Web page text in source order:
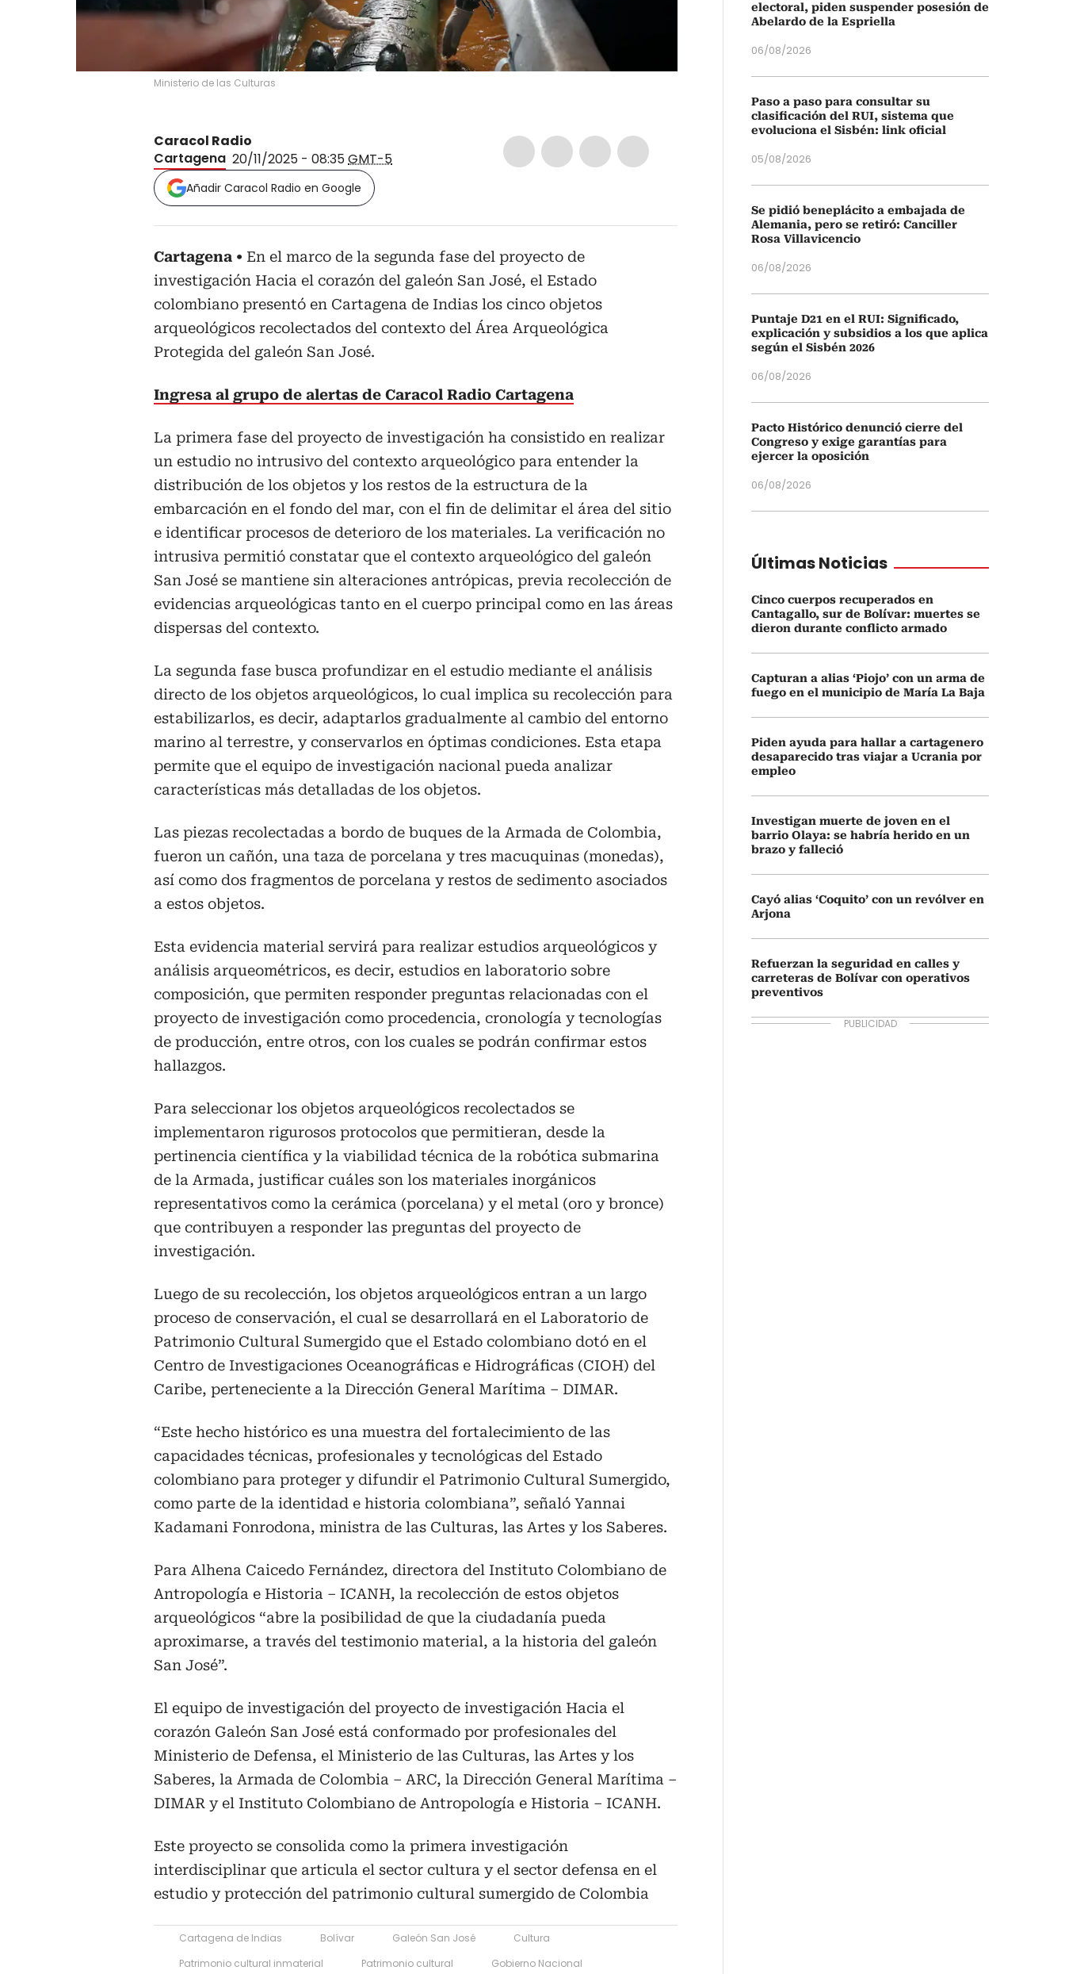
Ministerio de las Culturas
Caracol Radio
Cartagena 20/11/2025 - 08:35GMT-5
Añadir Caracol Radio en Google
Cartagena
En el marco de la segunda fase del proyecto de
investigación Hacia el corazón del galeón San José, el Estado
colombiano presentó en Cartagena de Indias los cinco objetos
arqueológicos recolectados del contexto del Área Arqueológica
Protegida del galeón San José.
Ingresa al grupo de alertas de Caracol Radio Cartagena
La primera fase del proyecto de investigación ha consistido en realizar
un estudio no intrusivo del contexto arqueológico para entender la
distribución de los objetos y los restos de la estructura de la
embarcación en el fondo del mar, con el fin de delimitar el área del sitio
e identificar procesos de deterioro de los materiales. La verificación no
intrusiva permitió constatar que el contexto arqueológico del galeón
San José se mantiene sin alteraciones antrópicas, previa recolección de
evidencias arqueológicas tanto en el cuerpo principal como en las áreas
dispersas del contexto.
La segunda fase busca profundizar en el estudio mediante el análisis
directo de los objetos arqueológicos, lo cual implica su recolección para
estabilizarlos, es decir, adaptarlos gradualmente al cambio del entorno
marino al terrestre, y conservarlos en óptimas condiciones. Esta etapa
permite que el equipo de investigación nacional pueda analizar
características más detalladas de los objetos.
Las piezas recolectadas a bordo de buques de la Armada de Colombia,
fueron un cañón, una taza de porcelana y tres macuquinas (monedas),
así como dos fragmentos de porcelana y restos de sedimento asociados
a estos objetos.
Esta evidencia material servirá para realizar estudios arqueológicos y
análisis arqueométricos, es decir, estudios en laboratorio sobre
composición, que permiten responder preguntas relacionadas con el
proyecto de investigación como procedencia, cronología y tecnologías
de producción, entre otros, con los cuales se podrán confirmar estos
hallazgos.
Para seleccionar los objetos arqueológicos recolectados se
implementaron rigurosos protocolos que permitieran, desde la
pertinencia científica y la viabilidad técnica de la robótica submarina
de la Armada, justificar cuáles son los materiales inorgánicos
representativos como la cerámica (porcelana) y el metal (oro y bronce)
que contribuyen a responder las preguntas del proyecto de
investigación.
Luego de su recolección, los objetos arqueológicos entran a un largo
proceso de conservación, el cual se desarrollará en el Laboratorio de
Patrimonio Cultural Sumergido que el Estado colombiano dotó en el
Centro de Investigaciones Oceanográficas e Hidrográficas (CIOH) del
Caribe, perteneciente a la Dirección General Marítima – DIMAR.
“Este hecho histórico es una muestra del fortalecimiento de las
capacidades técnicas, profesionales y tecnológicas del Estado
colombiano para proteger y difundir el Patrimonio Cultural Sumergido,
como parte de la identidad e historia colombiana”, señaló Yannai
Kadamani Fonrodona, ministra de las Culturas, las Artes y los Saberes.
Para Alhena Caicedo Fernández, directora del Instituto Colombiano de
Antropología e Historia – ICANH, la recolección de estos objetos
arqueológicos “abre la posibilidad de que la ciudadanía pueda
aproximarse, a través del testimonio material, a la historia del galeón
San José”.
El equipo de investigación del proyecto de investigación Hacia el
corazón Galeón San José está conformado por profesionales del
Ministerio de Defensa, el Ministerio de las Culturas, las Artes y los
Saberes, la Armada de Colombia – ARC, la Dirección General Marítima –
DIMAR y el Instituto Colombiano de Antropología e Historia – ICANH.
Este proyecto se consolida como la primera investigación
interdisciplinar que articula el sector cultura y el sector defensa en el
estudio y protección del patrimonio cultural sumergido de Colombia
Cartagena de Indias Bolívar Galeón San José
Cultura
Patrimonio cultural inmaterial
Patrimonio cultural Gobierno Nacional
electoral, piden suspender posesión de
Abelardo de la Espriella
06/08/2026
Paso a paso para consultar su
clasificación del RUI, sistema que
evoluciona el Sisbén: link oficial
05/08/2026
Se pidió beneplácito a embajada de
Alemania, pero se retiró: Canciller
Rosa Villavicencio
06/08/2026
Puntaje D21 en el RUI: Significado,
explicación y subsidios a los que aplica
según el Sisbén 2026
06/08/2026
Pacto Histórico denunció cierre del
Congreso y exige garantías para
ejercer la oposición
06/08/2026
Últimas Noticias
Cinco cuerpos recuperados en
Cantagallo, sur de Bolívar: muertes se
dieron durante conflicto armado
Capturan a alias ‘Piojo’ con un arma de
fuego en el municipio de María La Baja
Piden ayuda para hallar a cartagenero
desaparecido tras viajar a Ucrania por
empleo
Investigan muerte de joven en el
barrio Olaya: se habría herido en un
brazo y falleció
Cayó alias ‘Coquito’ con un revólver en
Arjona
Refuerzan la seguridad en calles y
carreteras de Bolívar con operativos
preventivos